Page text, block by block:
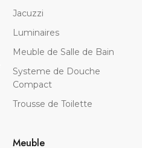
Jacuzzi
Luminaires
Meuble de Salle de Bain
Systeme de Douche
Compact
Trousse de Toilette
Meuble